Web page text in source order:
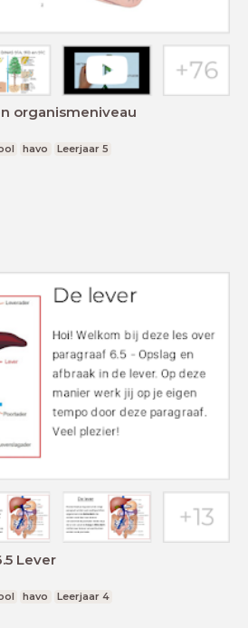
organismeniveau
havo Leerjaar 5
Lever
havo Leerjaar 4